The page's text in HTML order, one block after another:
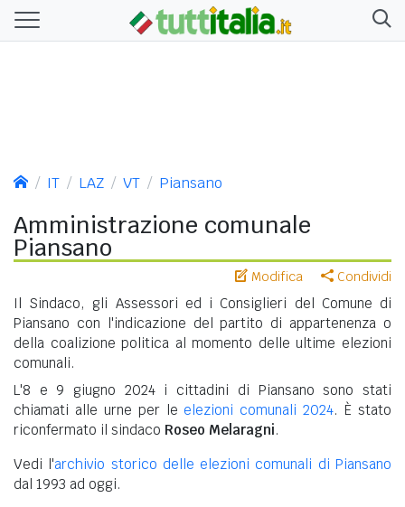
IT LAZ VT Piansano
Amministrazione comunale
Piansano
Modifica Condividi
Il Sindaco, gli Assessori ed i Consiglieri del Comune di
Piansano con l'indicazione del partito di appartenenza o
della coalizione politica al momento delle ultime elezioni
comunali.
L'8 e 9 giugno 2024 i cittadini di Piansano sono stati
chiamati alle urne per le elezioni comunali 2024. È stato
riconfermato il sindaco Roseo Melaragni.
Vedi l'archivio storico delle elezioni comunali di Piansano
dal 1993 ad oggi.